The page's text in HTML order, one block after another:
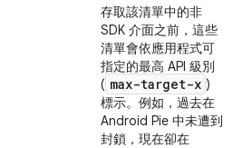
存取該清單中的非
SDK 介面之前，這些
清單會依應用程式可
指定的最高 API 級別
( max-target-x )
標示。例如，過去在
Android Pie 中未遭到
封鎖，現在卻在